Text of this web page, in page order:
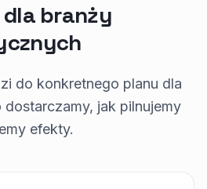
dla branży
do konkretnego planu dla
jak pilnujemy
efekty.